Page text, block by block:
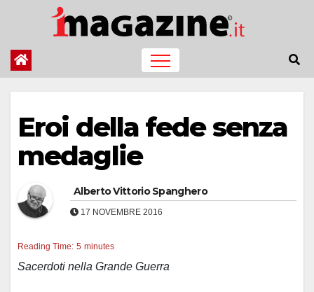
contenuto
Eroi della fede senza
medaglie
Alberto Vittorio Spanghero
17 NOVEMBRE 2016
Reading Time: 5 minutes
Sacerdoti nella Grande Guerra